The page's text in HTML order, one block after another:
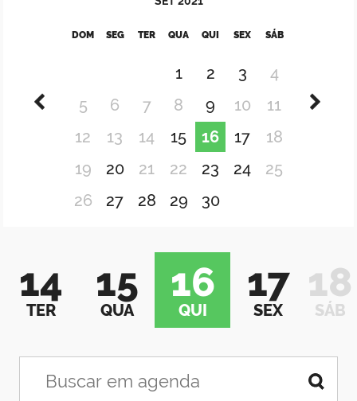
DOM SEG TER QUA QUI SEX SÁB
1 2 3
4
5
6 7 8 9 10
11
12
13 14 15 16 17
18
19
20 21 22 23 24
25
26
27 28 29 30
14
TER
15
QUA
16
QUI
17
SEX
18
SÁB